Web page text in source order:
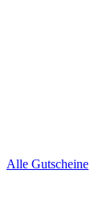
Alle Gutscheine